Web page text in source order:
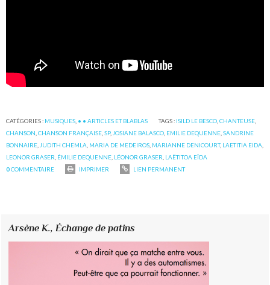
CATÉGORIES : MUSIQUES • • ARTICLES ET BLABLAS TAGS : ISILD LE BESCO ,CHANTEUSE
CHANSON ,CHANSON FRANÇAISE ,SP, JOSIANE BALASCO EMILIE DEQUENNE ,SANDRINE
BONNAIRE JUDITH CHEMLA MARIA DE MEDEIROS MARIANNE DENICOURT, LAETITIA EIDA
LEONOR GRASER ÉMILIE DEQUENNE LÉONOR GRASER LAËTITOA EÏDA
0COMMENTAIRE IMPRIMER LIEN PERMANENT
Arsène K.,Échange de patins